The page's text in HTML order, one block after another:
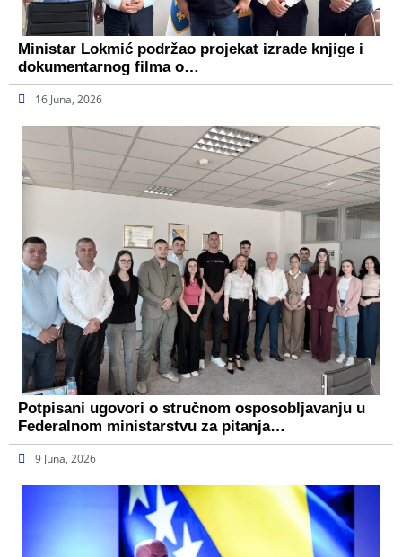
Ministar Lokmić podržao projekat izrade knjige i
dokumentarnog filma o…
16 Juna, 2026
Potpisani ugovori o stručnom osposobljavanju u
Federalnom ministarstvu za pitanja…
9 Juna, 2026